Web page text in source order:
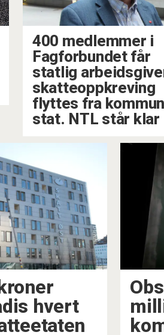
400 medlemmer i
Fagforbundet får
statlig
skatteoppkreving
flyttes fra
stat. NTL står klar
hvert